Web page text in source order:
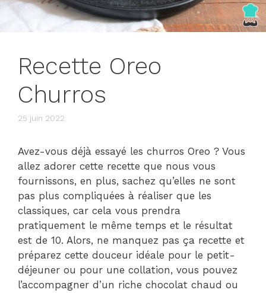
Recette Oreo
Churros
25 juin 2022
Avez-vous déjà essayé les churros Oreo ? Vous
allez adorer cette recette que nous vous
fournissons, en plus, sachez qu’elles ne sont
pas plus compliquées à réaliser que les
classiques, car cela vous prendra
pratiquement le même temps et le résultat
est de 10. Alors, ne manquez pas ça recette et
préparez cette douceur idéale pour le petit-
déjeuner ou pour une collation, vous pouvez
l’accompagner d’un riche chocolat chaud ou